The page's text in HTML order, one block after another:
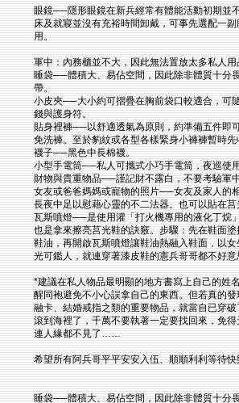
眼鏡──隱形眼鏡在新兵經常有體能活動初期並
床及就寢並沒有充裕時間卸戴，可事先選配一
用。
軍中：內務櫃並不大，因此無法置放太多私人用
睡袋──體積大、易佔空間，因此除非體質十分
帶。
小皮夾──大小約可摺疊在胸前袋口較適合，可
錢與護身符。
貼身裡褲──以舒適透氣為原則，約準備五件即
免洗褲。至於豹紋或各型各樣緊身小褲褲暫時
襪子──黑色中長棉襪。
小型手電筒──私人可攜式小巧手電筒，夜巡使
財物與貴重物品──謹記財不露白，不要考驗軍
女友或爸爸媽媽或寵物的照片──女友及家人的
長夜中足以慰藉心靈的不二法器。也可以貼在
瓦斯噴燈──是使用灌「打火機專用的液化丁烷
也是拿來擦亮莒光鞋的訣竅。步驟：先在鞋面
鞋油，再開啟瓦斯噴燈讓鞋油熱融入鞋面，以
光可鑑人，就連穿著漆皮鞋的憲兵哥哥都不好
*建議在私人物品最明顯的地方書寫上自己的姓
醒同袍避免不小心誤拿自己的東西。但若真的
融卡、結婚戒指之類的重要物品，就當自已穿
滾到海裡了，千萬不要執著一定要找回來，免
連人緣都不見了……
希望所有阿兵哥平平安安入伍、順順利利等待
睡袋──體積大、易佔空間，因此除非體質十分